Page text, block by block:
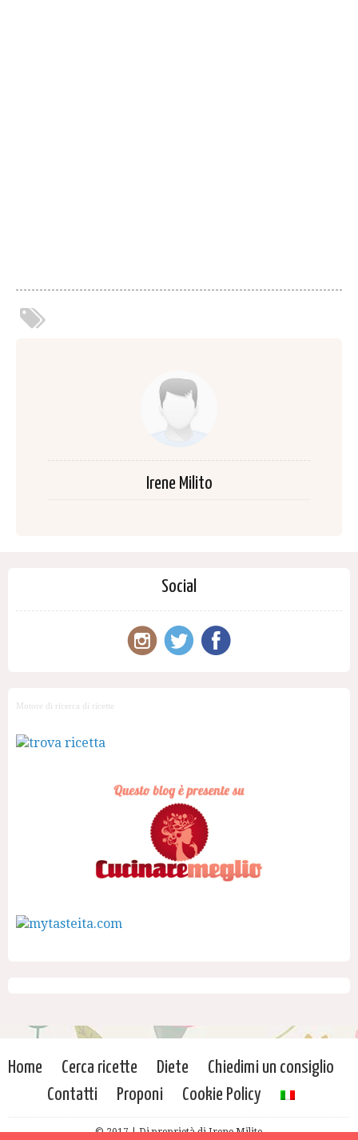
Irene Milito
Social
Motore di ricerca di ricette
Home Cerca ricette Diete
Chiedimi un consiglio
Contatti
Proponi Cookie Policy
© 2017 | Di proprietà di Irene Milito